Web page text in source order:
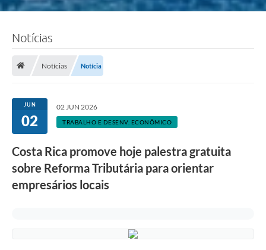
Notícias
Notícias Notícia
JUN
02
02 JUN 2026
TRABALHO E DESENV. ECONÔMICO
Costa Rica promove hoje palestra gratuita
sobre Reforma Tributária para orientar
empresários locais